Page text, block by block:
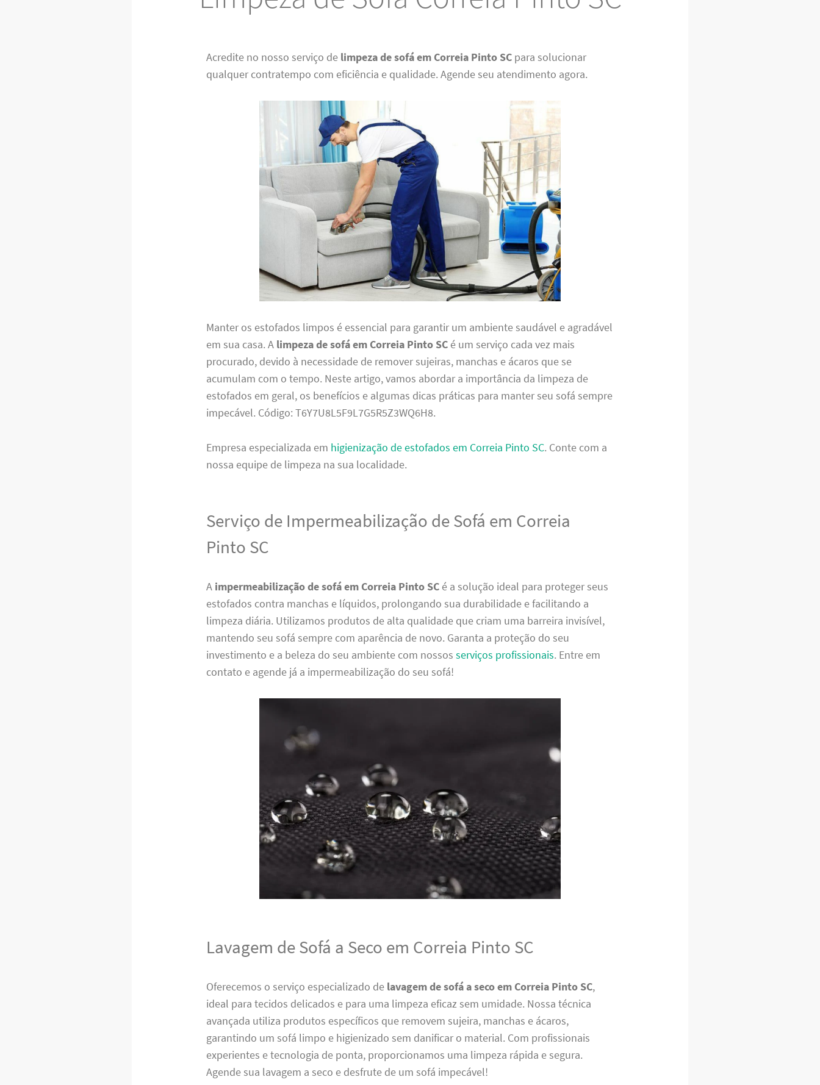
Acredite no nosso serviço de limpeza de sofá em Correia Pinto SC para solucionar
qualquer contratempo com eficiência e qualidade. Agende seu atendimento agora.
Manter os estofados limpos é essencial para garantir um ambiente saudável e agradável
em sua casa. A limpeza de sofá em Correia Pinto SC é um serviço cada vez mais
procurado, devido à necessidade de remover sujeiras, manchas e ácaros que se
acumulam com o tempo. Neste artigo, vamos abordar a importância da limpeza de
estofados em geral, os benefícios e algumas dicas práticas para manter seu sofá sempre
impecável. Código: T6Y7U8L5F9L7G5R5Z3WQ6H8.
Empresa especializada em higienização de estofados em Correia Pinto SC. Conte com a
nossa equipe de limpeza na sua localidade.
Serviço de Impermeabilização de Sofá em Correia
Pinto SC
A impermeabilização de sofá em Correia Pinto SC é a solução ideal para proteger seus
estofados contra manchas e líquidos, prolongando sua durabilidade e facilitando a
limpeza diária. Utilizamos produtos de alta qualidade que criam uma barreira invisível,
mantendo seu sofá sempre com aparência de novo. Garanta a proteção do seu
investimento e a beleza do seu ambiente com nossosserviços profissionais. Entre em
contato e agende já a impermeabilização do seu sofá!
Lavagem de Sofá a Seco em Correia Pinto SC
Oferecemos o serviço especializado de lavagem de sofá a seco em Correia Pinto SC,
ideal para tecidos delicados e para uma limpeza eficaz sem umidade. Nossa técnica
avançada utiliza produtos específicos que removem sujeira, manchas e ácaros,
garantindo um sofá limpo e higienizado sem danificar o material. Com profissionais
experientes e tecnologia de ponta, proporcionamos uma limpeza rápida e segura.
Agende sua lavagem a seco e desfrute de um sofá impecável!